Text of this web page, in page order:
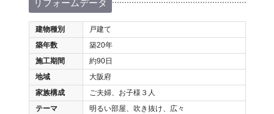
リフォームデータ
建物種別
戸建て
築年数
築20年
施工期間
約90日
地域
大阪府
家族構成
ご夫婦、お子様３人
テーマ
明るい部屋、吹き抜け、広々